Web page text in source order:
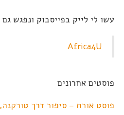
עשו לי לייק בפייסבוק ונפגש
Africa4U
פוסטים אחרונים
פוסט אורח – סיפור דרך